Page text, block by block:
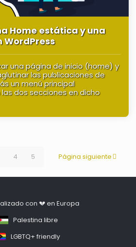
Home estática y una
WordPress
una página de inicio (home) y
las publicaciones de
un menú principal
dos secciones en dicho
4 5 Página siguiente
con 💔 en Europa
Palestina libre
LGBTQ+ friendly